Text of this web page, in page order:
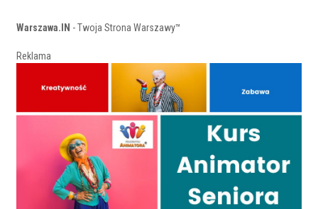
Warszawa.IN - Twoja Strona Warszawy™
Reklama